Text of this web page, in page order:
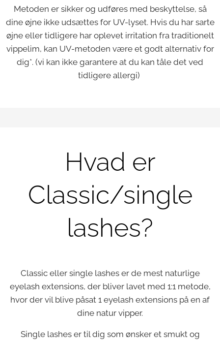
Metoden er sikker og udføres med beskyttelse, så
dine øjne ikke udsættes for UV-lyset. Hvis du har sarte
øjne eller tidligere har oplevet irritation fra traditionelt
vippelim, kan UV-metoden være et godt alternativ for
dig*. (vi kan ikke garantere at du kan tåle det ved
tidligere allergi)
Hvad er
Classic/single
lashes?
Classic eller single lashes er de mest naturlige
eyelash extensions, der bliver lavet med 1:1 metode,
hvor der vil blive påsat 1 eyelash extensions på en af
dine natur vipper.
Single lashes er til dig som ønsker et smukt og